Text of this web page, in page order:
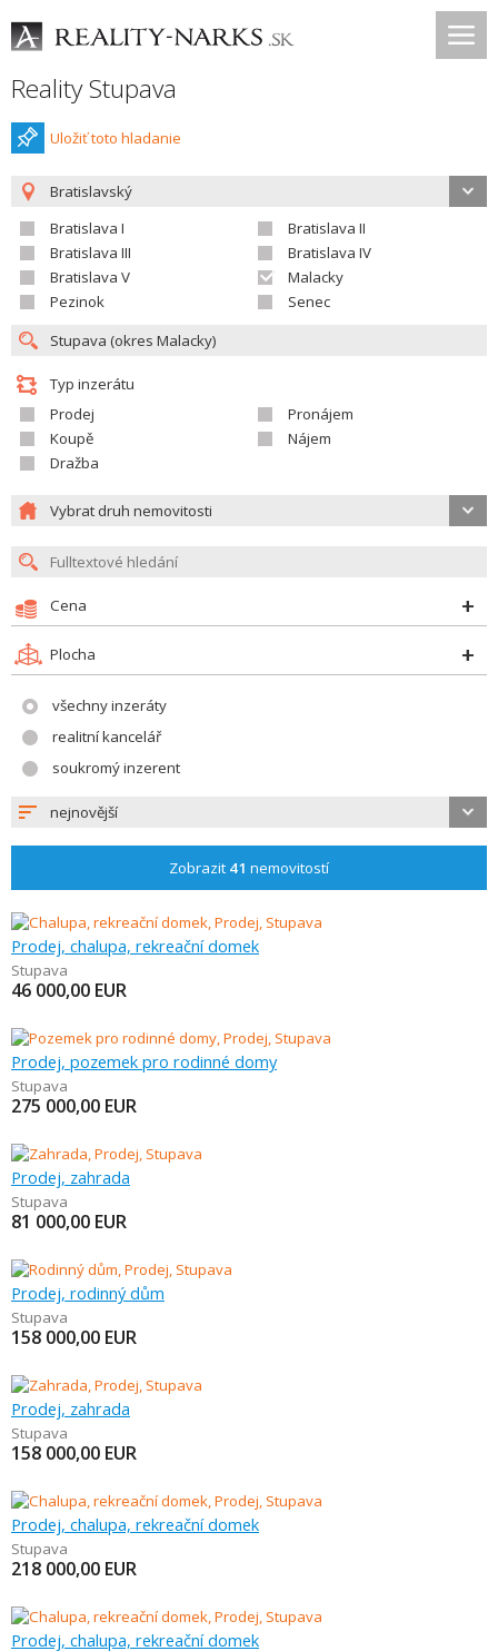
Reality Stupava
Uložiť toto hladanie
Bratislavský
Bratislava I
Bratislava II
Bratislava III
Bratislava IV
Bratislava V
Malacky
Pezinok
Senec
Typ inzerátu
Prodej
Pronájem
Koupě
Nájem
Dražba
Vybrat druh nemovitosti
Cena
Plocha
všechny inzeráty
realitní kancelář
soukromý inzerent
nejnovější
Zobrazit 41 nemovitostí
Prodej, chalupa, rekreační domek
Stupava
46 000,00 EUR
Prodej, pozemek pro rodinné domy
Stupava
275 000,00 EUR
Prodej, zahrada
Stupava
81 000,00 EUR
Prodej, rodinný dům
Stupava
158 000,00 EUR
Prodej, zahrada
Stupava
158 000,00 EUR
Prodej, chalupa, rekreační domek
Stupava
218 000,00 EUR
Prodej, chalupa, rekreační domek